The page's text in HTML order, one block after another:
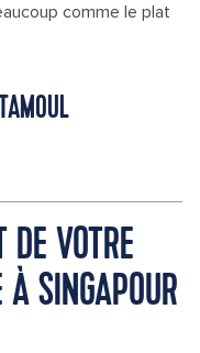
comme le plat
DE VOTRE
À SINGAPOUR